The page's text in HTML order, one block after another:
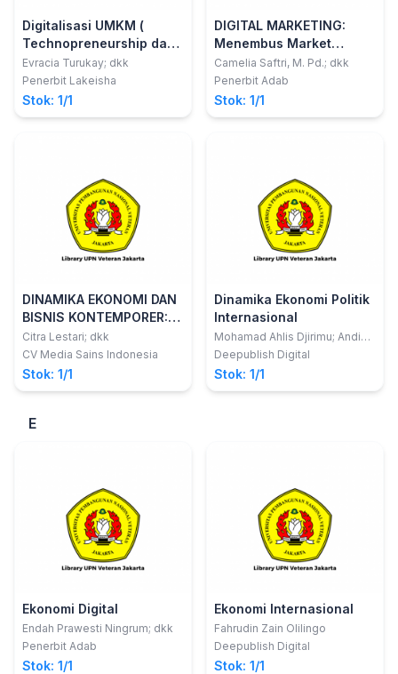
Digitalisasi UMKM (
Technopreneurship dan
Sociopreneurship )
Evracia Turukay; dkk
Penerbit Lakeisha
Stok: 1/1
DIGITAL MARKETING:
Menembus Market
Meningkatkan Omset
Camelia Saftri, M. Pd.; dkk
Penerbit Adab
Stok: 1/1
DINAMIKA EKONOMI DAN
BISNIS KONTEMPORER:
INOVASI DALAM
KEUANGAN PUBLIK,
PEMASARAN
INTERNASIONAL DAN
Citra Lestari; dkk
CV Media Sains Indonesia
Stok: 1/1
Dinamika Ekonomi Politik
Internasional
Mohamad Ahlis Djirimu; Andi
Darmawati Tombolotutu
Deepublish Digital
Stok: 1/1
E
Ekonomi Digital
Endah Prawesti Ningrum; dkk
Penerbit Adab
Stok: 1/1
Ekonomi Internasional
Fahrudin Zain Olilingo
Deepublish Digital
Stok: 1/1